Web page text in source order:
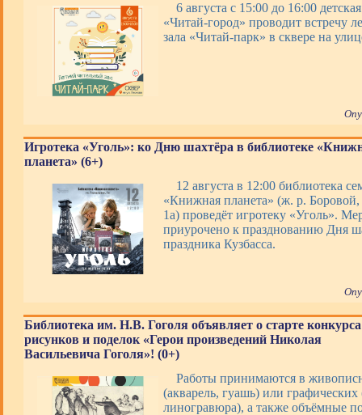
6 августа с 15:00 до 16:00
«Читай-город» проводит встречу
зала «Читай-парк» в сквере на
Игротека «Уголь»: ко Дню шахтёра в библиотеке
планета» (6+)
12 августа в 12:00 библиотека
«Книжная планета» (ж. р. Боровой,
1а) проведёт игротеку «Уголь».
приурочено к празднованию Дня
праздника Кузбасса.
Библиотека им. Н.В. Гоголя объявляет о старте конкурса
рисунков и поделок «Герои произведений Николая
Васильевича Гоголя»! (0+)
Работы принимаются в
(акварель, гуашь) или
линогравюра), а также объёмные